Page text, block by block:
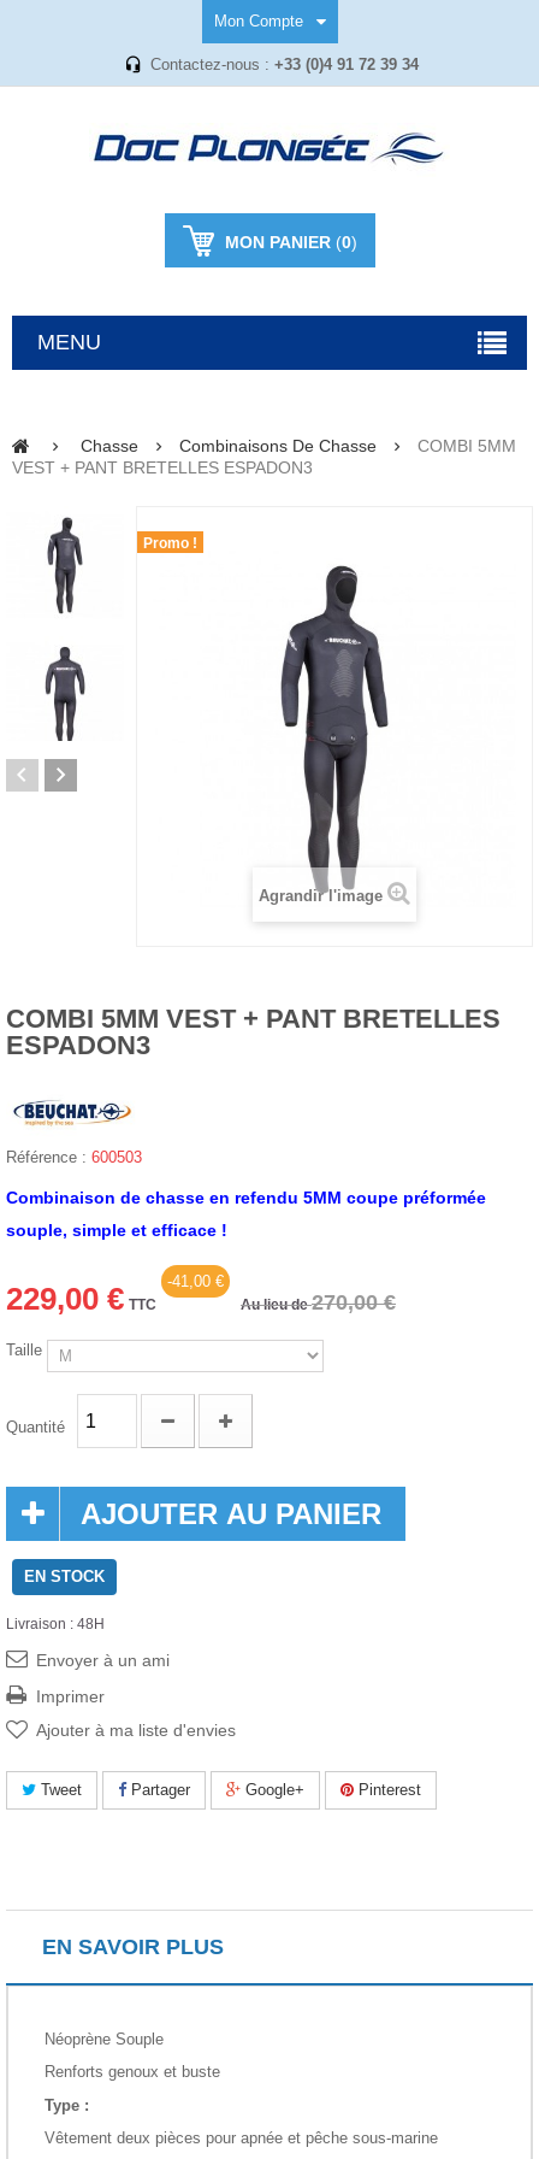
Mon Compte
Contactez-nous : +33 (0)4 91 72 39 34
MON PANIER(0)
MENU
Chasse Combinaisons De Chasse
COMBI 5MM
VEST + PANT BRETELLES ESPADON3
Promo !
Agrandir l'image
COMBI 5MM VEST + PANT BRETELLES
ESPADON3
Référence : 600503
Combinaison de chasse en refendu 5MM coupe préformée
souple, simple et efficace !
229,00 € TTC
-41,00 €
Au lieu de270,00 €
Taille
Quantité
AJOUTER AU PANIER
EN STOCK
Livraison : 48H
Envoyer à un ami
Imprimer
Ajouter à ma liste d'envies
Tweet Partager Google+ Pinterest
EN SAVOIR PLUS
Néoprène Souple
Renforts genoux et buste
Type :
Vêtement deux pièces pour apnée et pêche sous-marine